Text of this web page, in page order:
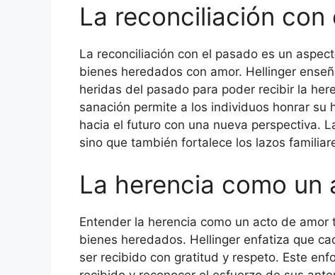
La reconciliación con
La reconciliación con el pasado es un
bienes heredados con amor. Hellinger
heridas del pasado para poder recibir la
sanación permite a los individuos honrar su
hacia el futuro con una nueva perspectiva.
sino que también fortalece los lazos
La herencia como un
Entender la herencia como un acto de
bienes heredados. Hellinger enfatiza que
ser recibido con gratitud y respeto. Este